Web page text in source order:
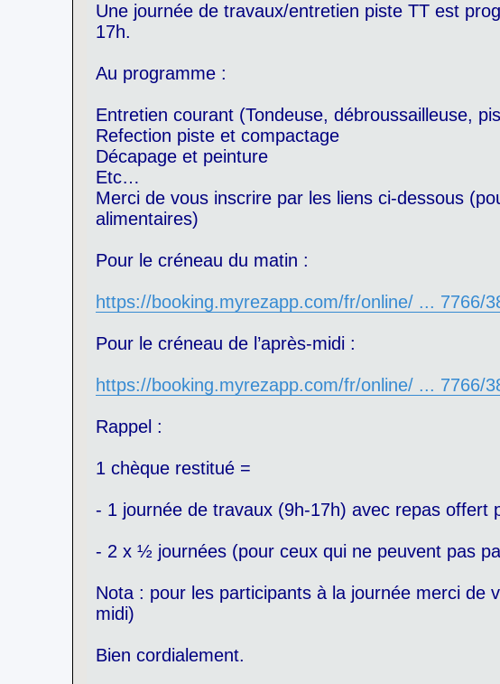
Une journée de travaux/entretien piste TT est
17h.
Au programme :
Entretien courant (Tondeuse, débroussailleuse,
Refection piste et compactage
Décapage et peinture
Etc…
Merci de vous inscrire par les liens ci-dessous
alimentaires)
Pour le créneau du matin :
https://booking.myrezapp.com/fr/online/ ... 7766/
Pour le créneau de l’après-midi :
https://booking.myrezapp.com/fr/online/ ... 7766/
Rappel :
1 chèque restitué =
- 1 journée de travaux (9h-17h) avec repas offert
- 2 x ½ journées (pour ceux qui ne peuvent pas
Nota : pour les participants à la journée merci de
midi)
Bien cordialement.